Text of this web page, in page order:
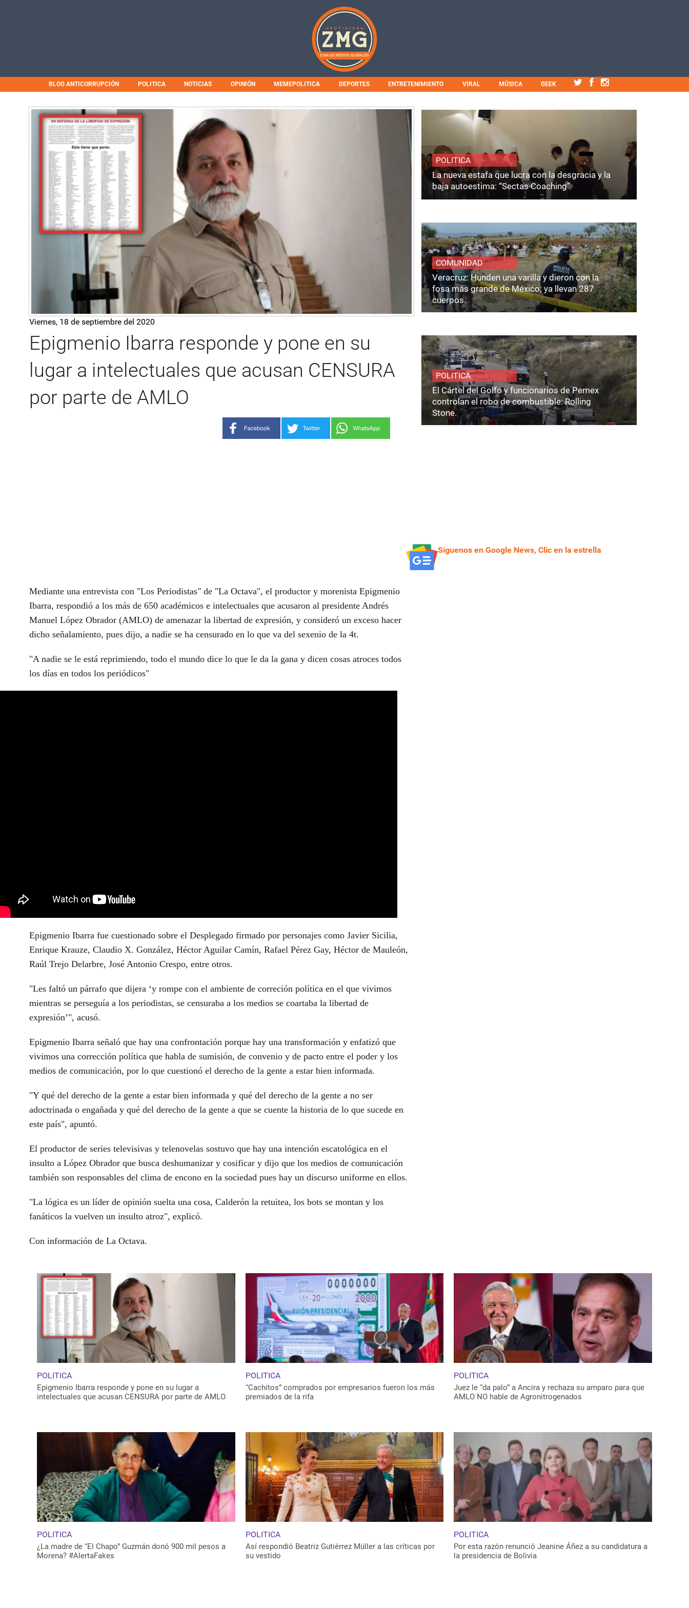
BLOG ANTICORRUPCIÓN POLITICA NOTICIAS OPINIÓN MEMEPOLITICA DEPORTES ENTRETENIMIENTO VIRAL MÚSICA GEEK
Viernes, 18 de septiembre del 2020
Epigmenio Ibarra responde y pone en su
lugar a intelectuales que acusan CENSURA
por parte de AMLO
Mediante una entrevista con "Los Periodistas" de "La Octava", el productor y morenista Epigmenio
Ibarra, respondió a los más de 650 académicos e intelectuales que acusaron al presidente Andrés
Manuel López Obrador (AMLO) de amenazar la libertad de expresión, y consideró un exceso hacer
dicho señalamiento, pues dijo, a nadie se ha censurado en lo que va del sexenio de la 4t.
"A nadie se le está reprimiendo, todo el mundo dice lo que le da la gana y dicen cosas atroces todos
los días en todos los periódicos"
Epigmenio Ibarra fue cuestionado sobre el Desplegado firmado por personajes como Javier Sicilia,
Enrique Krauze, Claudio X. González, Héctor Aguilar Camín, Rafael Pérez Gay, Héctor de Mauleón,
Raúl Trejo Delarbre, José Antonio Crespo, entre otros.
"Les faltó un párrafo que dijera ‘y rompe con el ambiente de correción política en el que vivimos
mientras se perseguía a los periodistas, se censuraba a los medios se coartaba la libertad de
expresión’", acusó.
Epigmenio Ibarra señaló que hay una confrontación porque hay una transformación y enfatizó que
vivimos una corrección política que habla de sumisión, de convenio y de pacto entre el poder y los
medios de comunicación, por lo que cuestionó el derecho de la gente a estar bien informada.
"Y qué del derecho de la gente a estar bien informada y qué del derecho de la gente a no ser
adoctrinada o engañada y qué del derecho de la gente a que se cuente la historia de lo que sucede en
este país", apuntó.
El productor de series televisivas y telenovelas sostuvo que hay una intención escatológica en el
insulto a López Obrador que busca deshumanizar y cosificar y dijo que los medios de comunicación
también son responsables del clima de encono en la sociedad pues hay un discurso uniforme en ellos.
"La lógica es un líder de opinión suelta una cosa, Calderón la retuitea, los bots se montan y los
fanáticos la vuelven un insulto atroz", explicó.
Con información de La Octava.
POLITICA
La nueva estafa que lucra con la desgracia y la
baja autoestima: “Sectas Coaching”
COMUNIDAD
Veracruz: Hunden una varilla y dieron con la
fosa más grande de México; ya llevan 287
cuerpos.
POLITICA
El Cártel del Golfo y funcionarios de Pemex
controlan el robo de combustible: Rolling
Stone.
Síguenos en Google News, Clic en la estrella
POLITICA
Epigmenio Ibarra responde y pone en su lugar a
intelectuales que acusan CENSURA por parte de AMLO
POLITICA
“Cachitos” comprados por empresarios fueron los más
premiados de la rifa
POLITICA
Juez le “da palo” a Ancira y rechaza su amparo para que
AMLO NO hable de Agronitrogenados
POLITICA
¿La madre de “El Chapo” Guzmán donó 900 mil pesos a
Morena? #AlertaFakes
POLITICA
Así respondió Beatriz Gutiérrez Müller a las críticas por
su vestido
POLITICA
Por esta razón renunció Jeanine Áñez a su candidatura a
la presidencia de Bolivia